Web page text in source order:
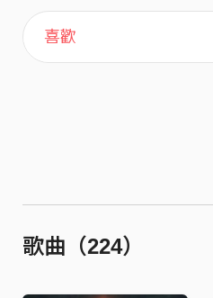
主頁
音樂
喜歡
關於
歌曲（224）